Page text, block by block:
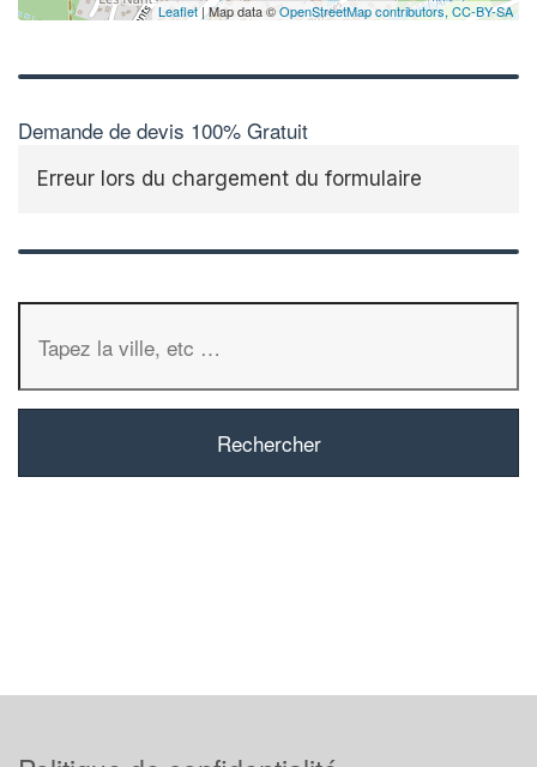
Leaflet| Map data ©OpenStreetMap contributors, CC-BY-SA
Demande de devis 100% Gratuit
Erreur lors du chargement du formulaire